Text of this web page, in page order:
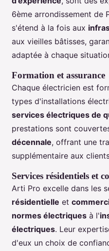
6ème arrondissement de
s'étend à la fois aux
aux vieilles bâtisses,
adaptée à chaque
Formation et assurance
Chaque électricien est
types d'installations
services électriques de
prestations sont
décennale, offrant une
supplémentaire aux
Services résidentiels et
Arti Pro excelle dans les
résidentielle et
normes électriques à l'
électriques. Leur
d'eux un choix de